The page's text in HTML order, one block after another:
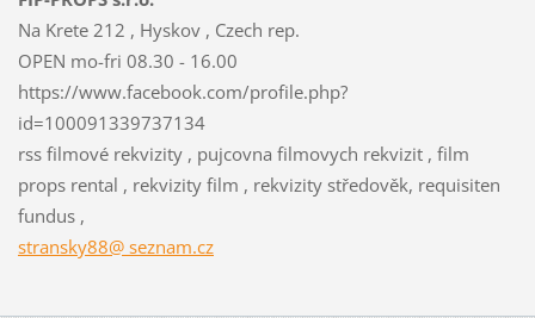
Na Krete 212 , Hyskov , Czech rep.
OPEN mo-fri 08.30 - 16.00
https://www.facebook.com/profile.php?
id=100091339737134
rss filmové rekvizity , pujcovna filmovych rekvizit , film
props rental , rekvizity film , rekvizity středověk, requisiten
fundus ,
stransky88@ seznam.cz